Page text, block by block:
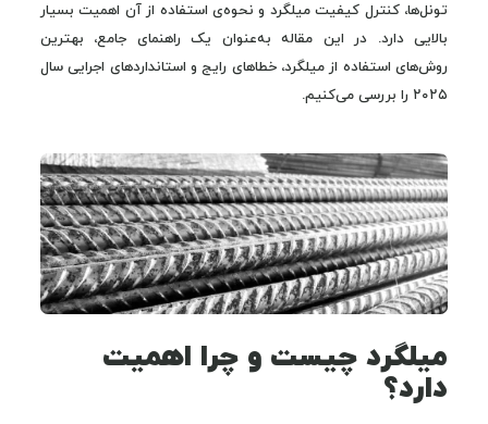
تونل‌ها، کنترل کیفیت میلگرد و نحوه‌ی استفاده از آن اهمیت بسیار
بالایی دارد. در این مقاله به‌عنوان یک راهنمای جامع، بهترین
روش‌های استفاده از میلگرد، خطاهای رایج و استانداردهای اجرایی سال
۲۰۲۵ را بررسی می‌کنیم.
میلگرد چیست و چرا اهمیت
دارد؟